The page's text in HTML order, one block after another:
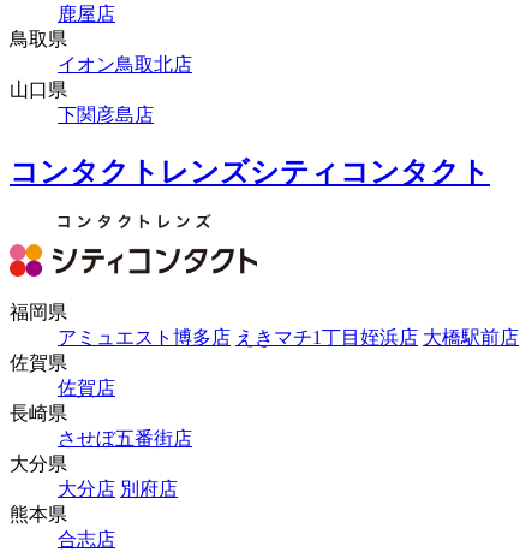
鹿屋店
鳥取県
イオン鳥取北店
山口県
下関彦島店
コンタクトレンズシティコンタクト
福岡県
アミュエスト博多店 えきマチ1丁目姪浜店 大橋駅前店
佐賀県
佐賀店
長崎県
させぼ五番街店
大分県
大分店 別府店
熊本県
合志店